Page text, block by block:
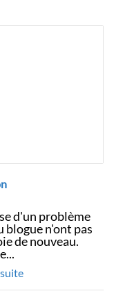
d'un problème
blogue n'ont pas
de nouveau.